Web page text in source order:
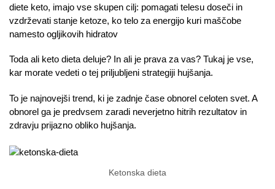
diete keto, imajo vse skupen cilj: pomagati telesu doseči in
vzdrževati stanje ketoze, ko telo za energijo kuri maščobe
namesto ogljikovih hidratov
Toda ali keto dieta deluje? In ali je prava za vas? Tukaj je vse,
kar morate vedeti o tej priljubljeni strategiji hujšanja.
To je najnovejši trend, ki je zadnje čase obnorel celoten svet. A
obnorel ga je predvsem zaradi neverjetno hitrih rezultatov in
zdravju prijazno obliko hujšanja.
Ketonska dieta